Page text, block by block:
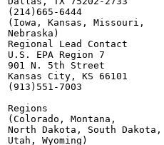
(214)665-6444
(Iowa, Kansas, Missouri,
Nebraska)
Regional Lead Contact
U.S. EPA Region 7
901 N. 5th Street
Kansas City, KS 66101
(913)551-7003
Regions
(Colorado, Montana,
North Dakota, South Dakota,
Utah, Wyoming)